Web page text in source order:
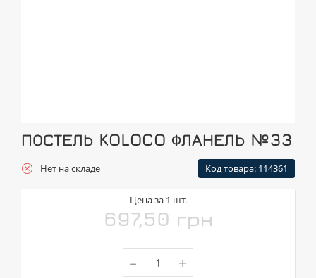
ПОСТЕЛЬ KOLOCO ФЛАНЕЛЬ №33
Нет на складе Код товара: 114361
Цена за 1 шт.
697,50 грн
- +